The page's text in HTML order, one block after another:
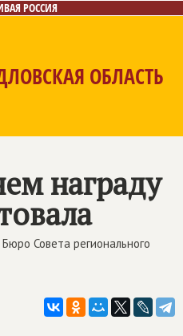
РОССИЯ
ОБЛАСТЬ
награду
Совета регионального